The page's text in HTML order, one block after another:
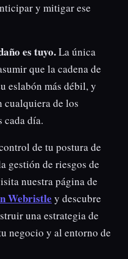
y mitigar ese
es tuyo.La única
que la cadena de
eslabón más débil, y
cualquiera de los
cada día.
de tu postura de
gestión de riesgos de
nuestra página de
Webristle y descubre
una estrategia de
negocio y al entorno de